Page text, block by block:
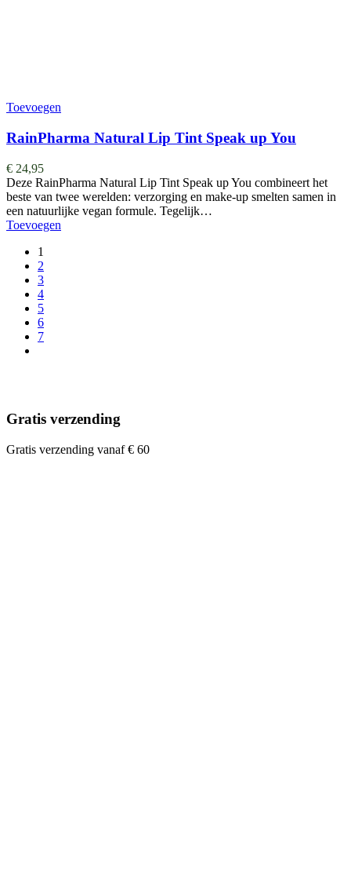
Toevoegen
RainPharma Natural Lip Tint Speak up You
€ 24,95
Deze RainPharma Natural Lip Tint Speak up You combineert het
beste van twee werelden: verzorging en make-up smelten samen in
een natuurlijke vegan formule. Tegelijk…
Toevoegen
1
2
3
4
5
6
7
Gratis verzending
Gratis verzending vanaf € 60